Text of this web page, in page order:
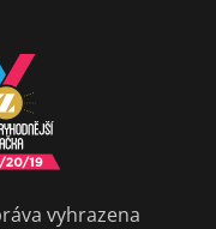
vyhrazena